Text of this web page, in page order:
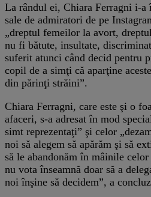
La rândul ei, Chiara Ferragni i-a
sale de admiratori de pe
„dreptul femeilor la avort,
nu fi bătute, insultate,
suferit atunci când decid pentru
copil de a simţi că aparţine
din părinţi străini”.
Chiara Ferragni, care este şi o
afaceri, s-a adresat în mod
simt reprezentaţi” şi celor
noi să alegem să apărăm şi să
să le abandonăm în mâinile
nu vota înseamnă doar să a
noi înşine să decidem”, a